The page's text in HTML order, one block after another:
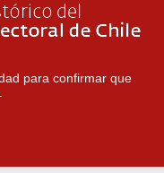
para confirmar que